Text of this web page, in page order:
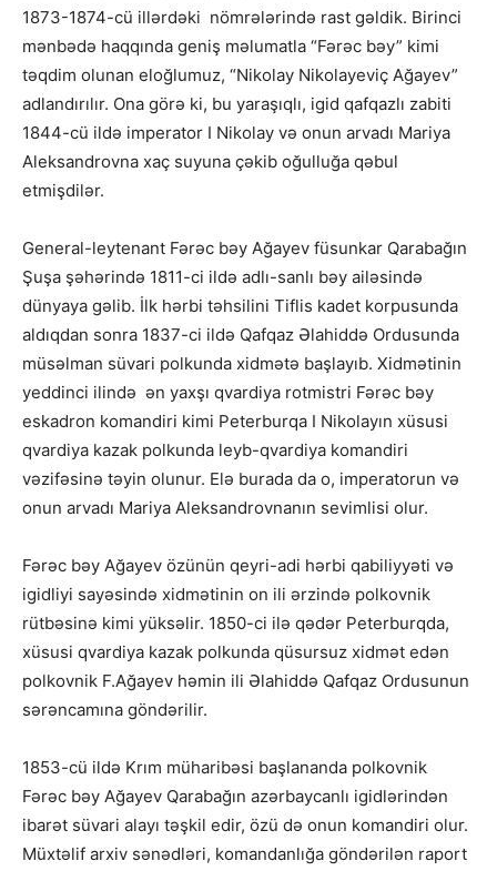
1873-1874-cü illərdəki nömrələrində rast gəldik. Birinci
mənbədə haqqında geniş məlumatla “Fərəc bəy” kimi
təqdim olunan eloğlumuz, “Nikolay Nikolayeviç Ağayev”
adlandırılır. Ona görə ki, bu yaraşıqlı, igid qafqazlı zabiti
1844-cü ildə imperator I Nikolay və onun arvadı Mariya
Aleksandrovna xaç suyuna çəkib oğulluğa qəbul
etmişdilər.
General-leytenant Fərəc bəy Ağayev füsunkar Qarabağın
Şuşa şəhərində 1811-ci ildə adlı-sanlı bəy ailəsində
dünyaya gəlib. İlk hərbi təhsilini Tiflis kadet korpusunda
aldıqdan sonra 1837-ci ildə Qafqaz Əlahiddə Ordusunda
müsəlman süvari polkunda xidmətə başlayıb. Xidmətinin
yeddinci ilində ən yaxşı qvardiya rotmistri Fərəc bəy
eskadron komandiri kimi Peterburqa I Nikolayın xüsusi
qvardiya kazak polkunda leyb-qvardiya komandiri
vəzifəsinə təyin olunur. Elə burada da o, imperatorun və
onun arvadı Mariya Aleksandrovnanın sevimlisi olur.
Fərəc bəy Ağayev özünün qeyri-adi hərbi qabiliyyəti və
igidliyi sayəsində xidmətinin on ili ərzində polkovnik
rütbəsinə kimi yüksəlir. 1850-ci ilə qədər Peterburqda,
xüsusi qvardiya kazak polkunda qüsursuz xidmət edən
polkovnik F.Ağayev həmin ili Əlahiddə Qafqaz Ordusunun
sərəncamına göndərilir.
1853-cü ildə Krım müharibəsi başlananda polkovnik
Fərəc bəy Ağayev Qarabağın azərbaycanlı igidlərindən
ibarət süvari alayı təşkil edir, özü də onun komandiri olur.
Müxtəlif arxiv sənədləri, komandanlığa göndərilən raport